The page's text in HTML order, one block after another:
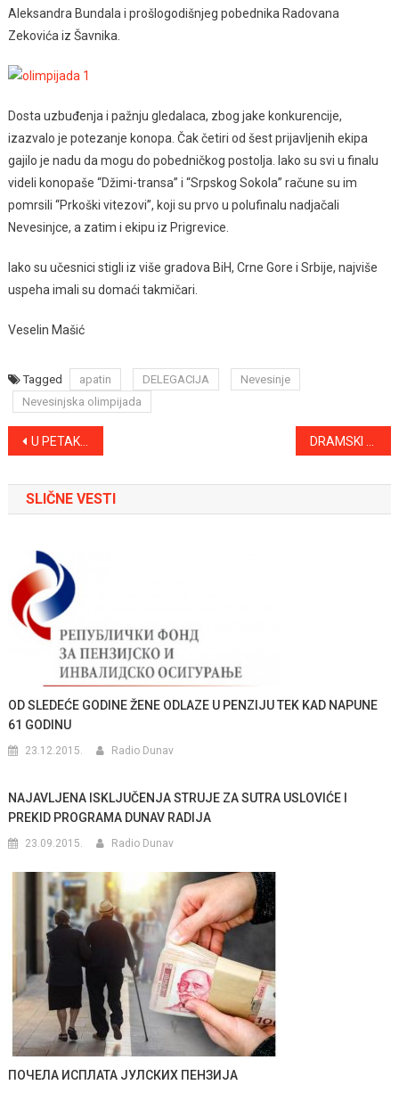
Aleksandra Bundala i prošlogodišnjeg pobednika Radovana
Zekovića iz Šavnika.
Dosta uzbuđenja i pažnju gledalaca, zbog jake konkurencije,
izazvalo je potezanje konopa. Čak četiri od šest prijavljenih ekipa
gajilo je nadu da mogu do pobedničkog postolja. Iako su svi u finalu
videli konopaše “Džimi-transa” i “Srpskog Sokola” račune su im
pomrsili “Prkoški vitezovi”, koji su prvo u polufinalu nadjačali
Nevesinjce, a zatim i ekipu iz Prigrevice.
Iako su učesnici stigli iz više gradova BiH, Crne Gore i Srbije, najviše
uspeha imali su domaći takmičari.
Veselin Mašić
Tagged apatin DELEGACIJA
Nevesinje
Nevesinjska olimpijada
Kretanje
članka
U PETAK, 16. AVGUSTA, OTVARANJE IZLOŽBE SLIKA IVANE TIODOROVIĆ DRAMSKI STUDIO OKC OD SEPTEMBRA VRŠI UPIS NOVIH POLAZNIKA
SLIČNE VESTI
OD SLEDEĆE GODINE ŽENE ODLAZE U PENZIJU TEK KAD NAPUNE
61 GODINU
23.12.2015. Radio Dunav
NAJAVLJENA ISKLJUČENJA STRUJE ZA SUTRA USLOVIĆE I
PREKID PROGRAMA DUNAV RADIJA
23.09.2015. Radio Dunav
ПОЧЕЛА ИСПЛАТА ЈУЛСКИХ ПЕНЗИЈА